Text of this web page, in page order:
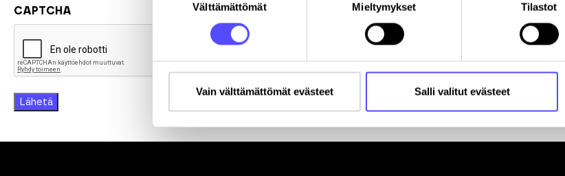
Välttämättömät Mieltymykset Tilastot
Vain välttämättömät evästeet Salli valitut evästeet
CAPTCHA
Lähetä